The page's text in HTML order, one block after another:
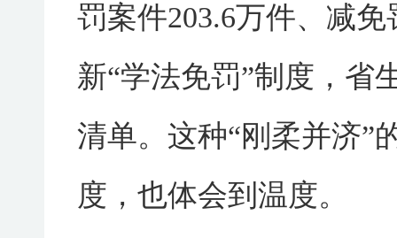
罚案件203.6万件、减
新“学法免罚”制度，省
清单。这种“刚柔并济”
度，也体会到温度。